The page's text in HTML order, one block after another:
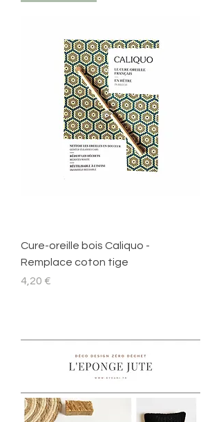
Cure-oreille bois Caliquo -
Remplace coton tige
Prix
4,20 €